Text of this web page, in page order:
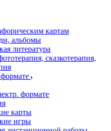
картам
альбомы
литература
сказкотерапия,
формате
карты
игры